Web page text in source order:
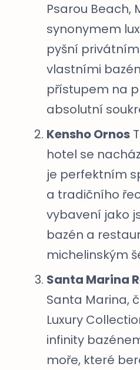
Psarou Beach,
synonymem
pyšní
vlastními
přístupem na
absolutní
Kensho Ornos
hotel se
je perfektním
a tradičního
vybavení jako
bazén a
michelinským
Santa Marina
Santa Marina,
Luxury
infinity
moře, které